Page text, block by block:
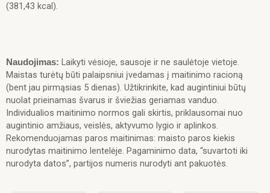
(381,43 kcal).
Naudojimas: Laikyti vėsioje, sausoje ir ne saulėtoje vietoje.
Maistas turėtų būti palaipsniui įvedamas į maitinimo racioną
(bent jau pirmąsias 5 dienas). Užtikrinkite, kad augintiniui būtų
nuolat prieinamas švarus ir šviežias geriamas vanduo.
Individualios maitinimo normos gali skirtis, priklausomai nuo
augintinio amžiaus, veislės, aktyvumo lygio ir aplinkos.
Rekomenduojamas paros maitinimas: maisto paros kiekis
nurodytas maitinimo lentelėje. Pagaminimo data, “suvartoti iki
nurodyta datos”, partijos numeris nurodyti ant pakuotės.